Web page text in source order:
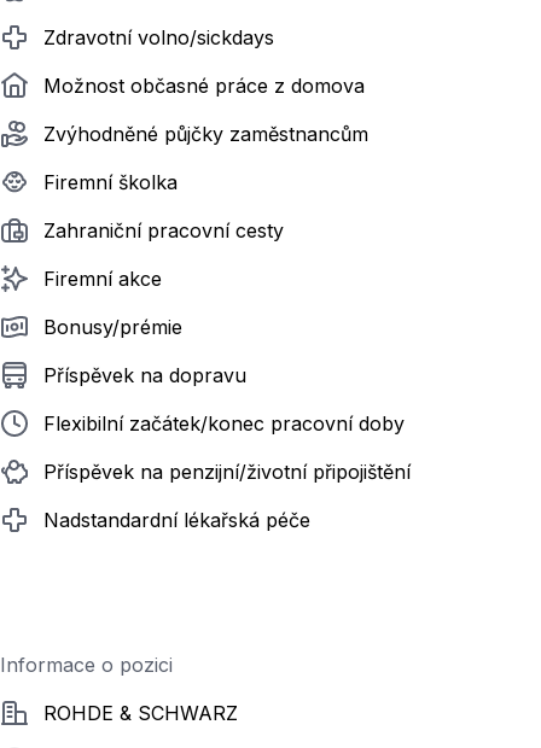
Zdravotní volno/sickdays
Možnost občasné práce z domova
Zvýhodněné půjčky zaměstnancům
Firemní školka
Zahraniční pracovní cesty
Firemní akce
Bonusy/prémie
Příspěvek na dopravu
Flexibilní začátek/konec pracovní doby
Příspěvek na penzijní/životní připojištění
Nadstandardní lékařská péče
Informace o pozici
SpolečnostROHDE & SCHWARZ